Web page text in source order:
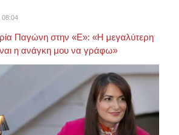
08:04
Παγώνη στην «Ε»: «Η μεγαλύτερη
η ανάγκη μου να γράφω»